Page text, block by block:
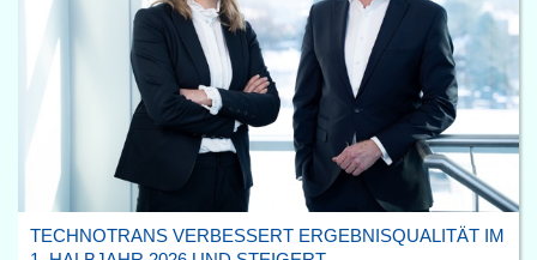
TECHNOTRANS VERBESSERT ERGEBNISQUALITÄT IM